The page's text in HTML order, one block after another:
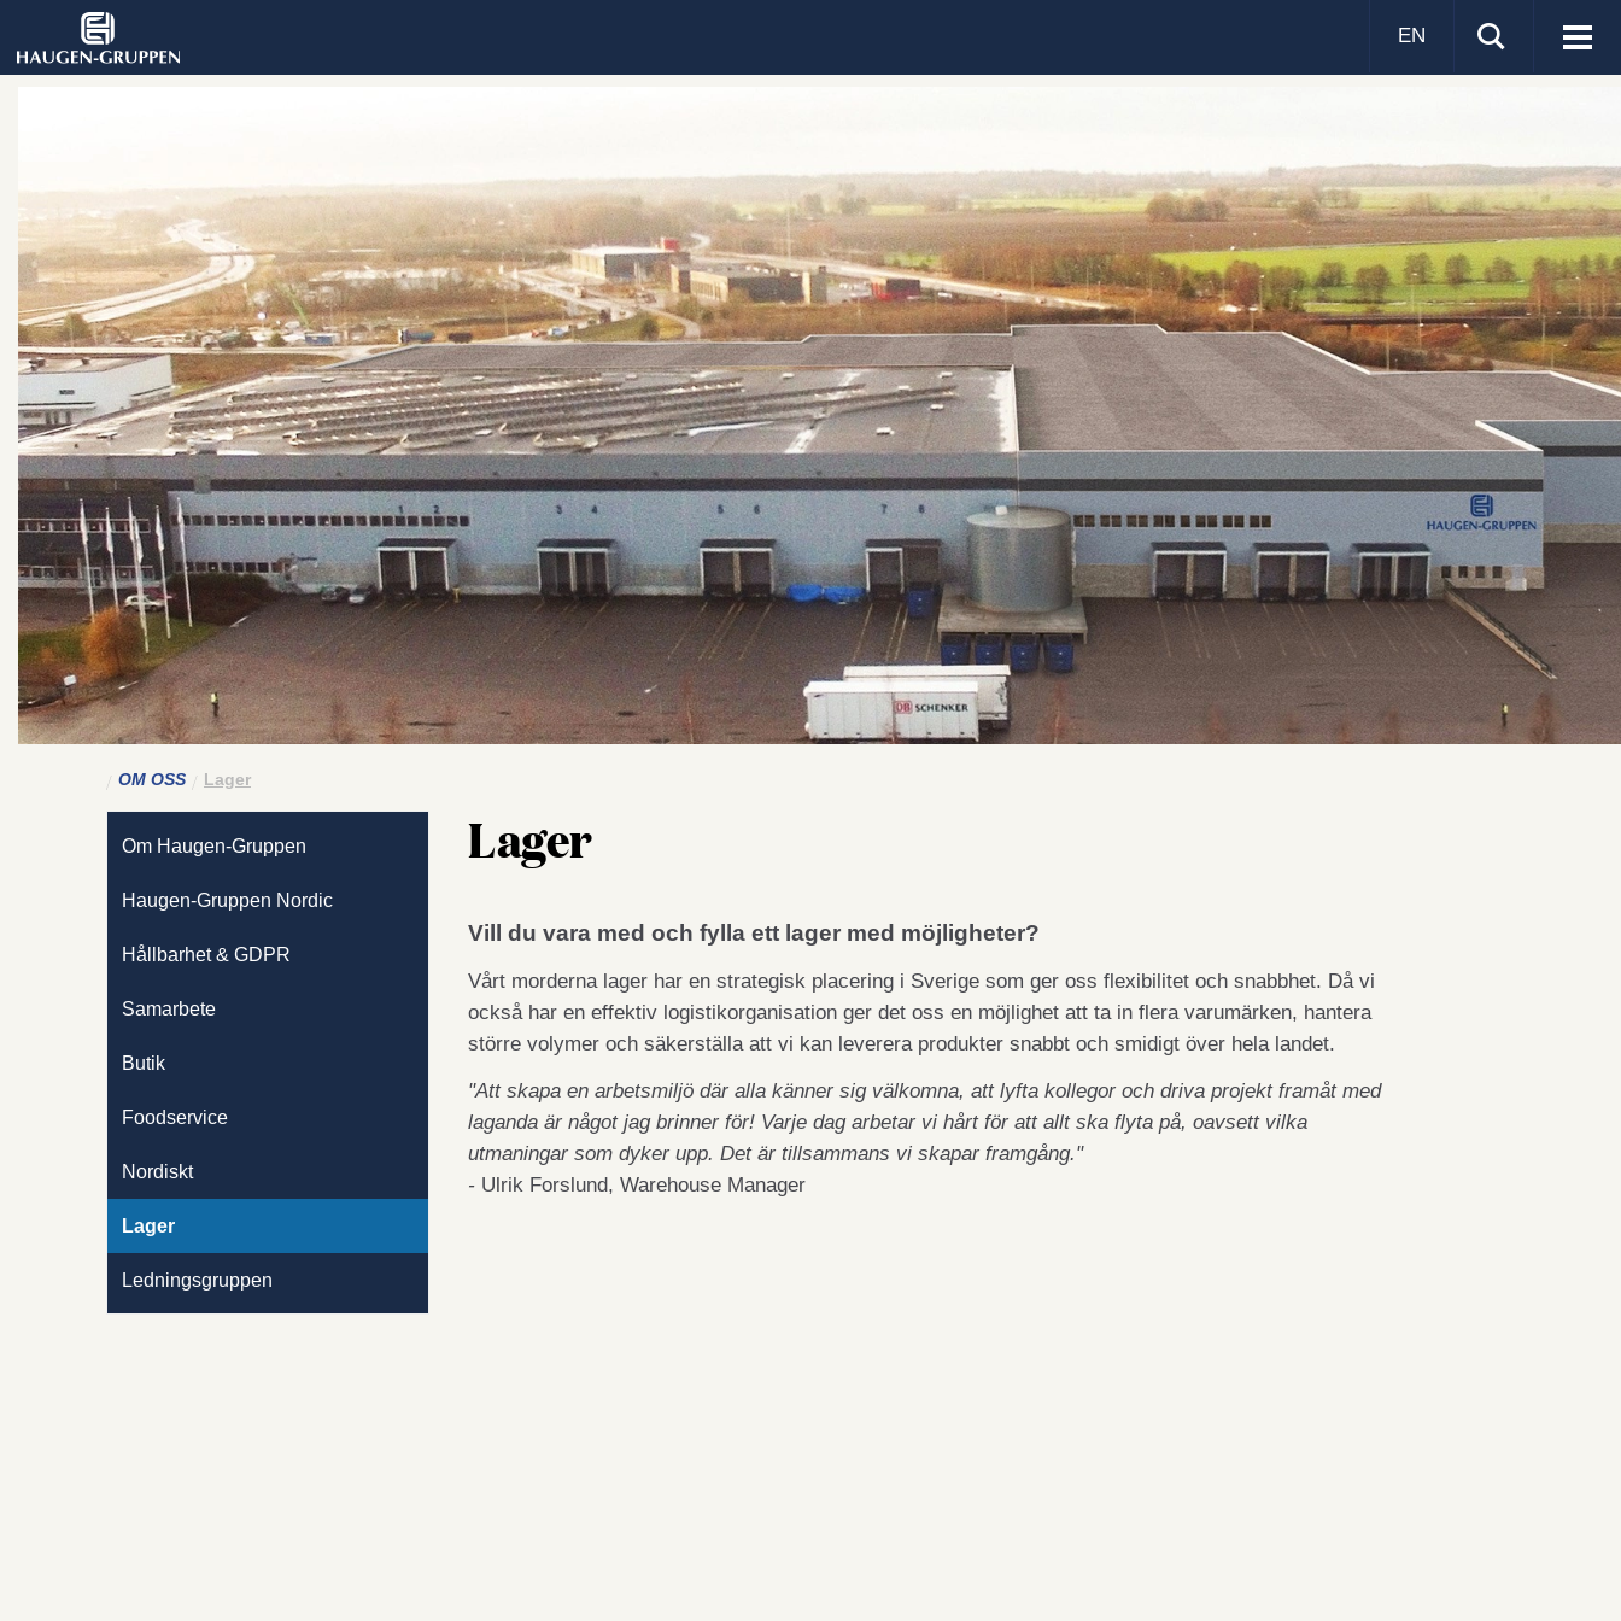
Visa
EN
OM OSS Lager
Om Haugen-Gruppen
Haugen-Gruppen Nordic
Hållbarhet & GDPR
Samarbete
Butik
Foodservice
Nordiskt
Lager
Ledningsgruppen
Lager
Vill du vara med och fylla ett lager med möjligheter?
Vårt morderna lager har en strategisk placering i Sverige som ger oss flexibilitet och snabbhet. Då vi
också har en effektiv logistikorganisation ger det oss en möjlighet att ta in flera varumärken, hantera
större volymer och säkerställa att vi kan leverera produkter snabbt och smidigt över hela landet.
"Att skapa en arbetsmiljö där alla känner sig välkomna, att lyfta kollegor och driva projekt framåt med
laganda är något jag brinner för! Varje dag arbetar vi hårt för att allt ska flyta på, oavsett vilka
utmaningar som dyker upp. Det är tillsammans vi skapar framgång."
- Ulrik Forslund, Warehouse Manager